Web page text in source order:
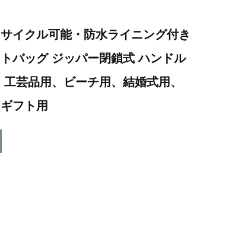
イクル可能・防水ライニング付き
バッグ ジッパー閉鎖式 ハンドル
芸品用、ビーチ用、結婚式用、
フト用